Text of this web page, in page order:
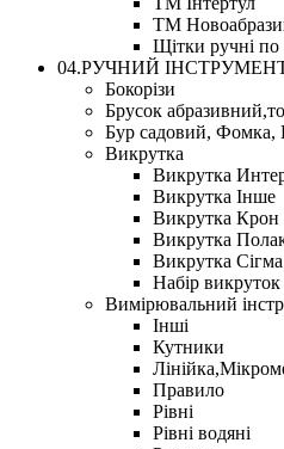
ТМ
Щітки ручні по
04.РУЧНИЙ
Бокорізи
Брусок
Бур садовий, Фомка,
Викрутка
Викрутка
Викрутка Інше
Викрутка Крон
Викрутка
Викрутка Сігма
Набір викруток
Вимірювальний
Інші
Кутники
Правило
Рівні
Рівні водяні